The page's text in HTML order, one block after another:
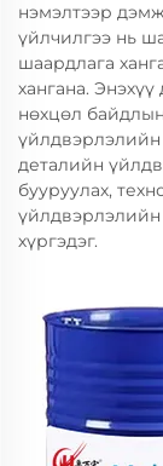
нэмэлтээр
үйлчилгээ нь
шаардлага
хангана.
нөхцөл
деталийн
бууруулах,
үйлдвэрлэлийн
хүргэдэг.